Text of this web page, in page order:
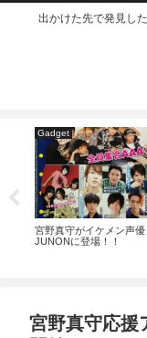
出かけた先で発見し
Gadget
宮野真守がイケメン声優
JUNONに登場！！
宮野真守応援